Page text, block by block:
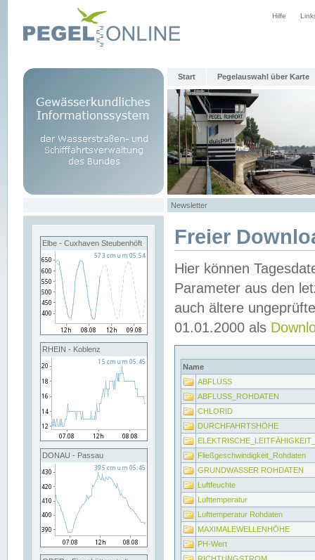
Hilfe
Start Pegelauswahl über Karte
Newsletter
Elbe - Cuxhaven Steubenhöft
RHEIN - Koblenz
DONAU - Passau
Freier
Hier können
Parameter aus den
auch ältere
01.01.2000 als
Name
ABFLUSS
ABFLUSS_ROHDATEN
CHLORID
DURCHFAHRTSHÖHE
Fließgeschwindigkeit_Rohdaten
GRUNDWASSER ROHDATEN
Luftfeuchte
Lufttemperatur
Lufttemperatur Rohdaten
MAXIMALEWELLENHÖHE
PH-Wert